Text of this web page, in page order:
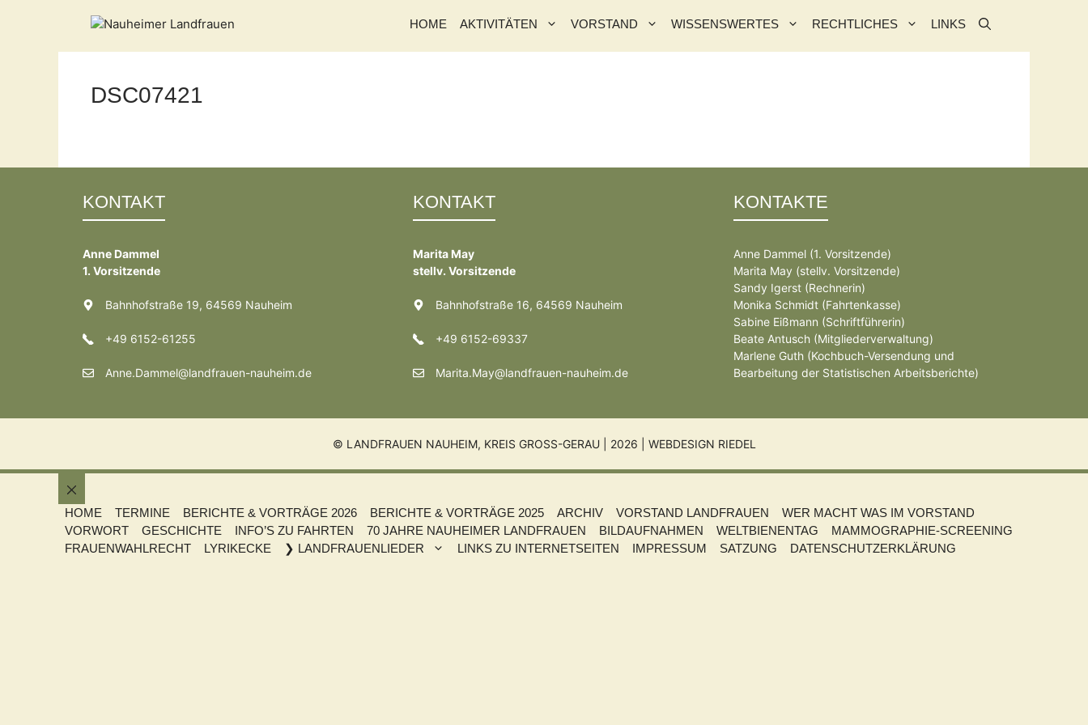
HOME AKTIVITÄTEN VORSTAND WISSENSWERTES RECHTLICHES LINKS
DSC07421
KONTAKT
Anne Dammel
1. Vorsitzende
Bahnhofstraße 19, 64569 Nauheim
+49 6152-61255
Anne.Dammel@landfrauen-nauheim.de
KONTAKT
Marita May
stellv. Vorsitzende
Bahnhofstraße 16, 64569 Nauheim
+49 6152-69337
Marita.May@landfrauen-nauheim.de
KONTAKTE
Anne Dammel (1. Vorsitzende)
Marita May (stellv. Vorsitzende)
Sandy Igerst (Rechnerin)
Monika Schmidt (Fahrtenkasse)
Sabine Eißmann (Schriftführerin)
Beate Antusch (Mitgliederverwaltung)
Marlene Guth (Kochbuch-Versendung und
Bearbeitung der Statistischen Arbeitsberichte)
© LANDFRAUEN NAUHEIM, KREIS GROSS-GERAU | 2026 | WEBDESIGN RIEDEL
Schließen
HOME
TERMINE BERICHTE & VORTRÄGE 2026 BERICHTE & VORTRÄGE 2025 ARCHIV VORSTAND LANDFRAUEN
WER MACHT WAS IM VORSTAND
VORWORT
GESCHICHTE INFO’S ZU FAHRTEN 70 JAHRE NAUHEIMER LANDFRAUEN BILDAUFNAHMEN WELTBIENENTAG
MAMMOGRAPHIE-SCREENING
FRAUENWAHLRECHT
LYRIKECKE ❯ LANDFRAUENLIEDER LINKS ZU INTERNETSEITEN IMPRESSUM SATZUNG DATENSCHUTZERKLÄRUNG